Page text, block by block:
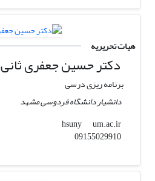
هیات تحریریه
دکتر حسین جعفری ثانی
برنامه ریزی درسی
دانشیار دانشگاه فردوسی مشهد
hsuny
um.ac.ir
09155029910